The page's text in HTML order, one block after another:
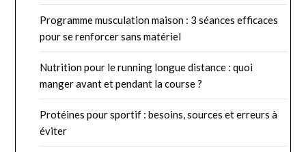
Programme musculation maison : 3 séances efficaces
pour se renforcer sans matériel
Nutrition pour le running longue distance : quoi
manger avant et pendant la course ?
Protéines pour sportif : besoins, sources et erreurs à
éviter